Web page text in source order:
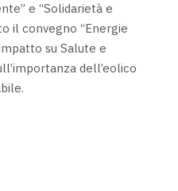
e “Solidarietà e
il convegno “Energie
su Salute e
dell’eolico